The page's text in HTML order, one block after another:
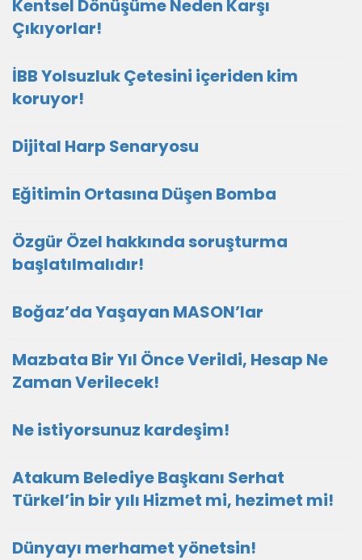
Kentsel Dönüşüme Neden Karşı
Çıkıyorlar!
İBB Yolsuzluk Çetesini içeriden kim
koruyor!
Dijital Harp Senaryosu
Eğitimin Ortasına Düşen Bomba
Özgür Özel hakkında soruşturma
başlatılmalıdır!
Boğaz’da Yaşayan MASON’lar
Mazbata Bir Yıl Önce Verildi, Hesap Ne
Zaman Verilecek!
Ne istiyorsunuz kardeşim!
Atakum Belediye Başkanı Serhat
Türkel’in bir yılı Hizmet mi, hezimet mi!
Dünyayı merhamet yönetsin!